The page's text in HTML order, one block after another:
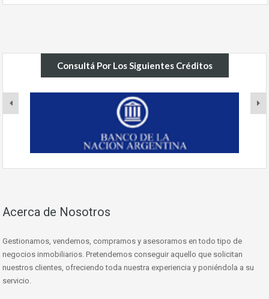
Consultá Por Los Siguientes Créditos
Acerca de Nosotros
Gestionamos, vendemos, compramos y asesoramos en todo tipo de
negocios inmobiliarios. Pretendemos conseguir aquello que solicitan
nuestros clientes, ofreciendo toda nuestra experiencia y poniéndola a su
servicio.